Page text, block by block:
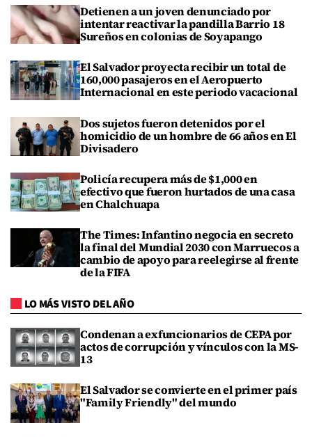
Detienen a un joven denunciado por
intentar reactivar la pandilla Barrio 18
Sureños en colonias de Soyapango
El Salvador proyecta recibir un total de
160,000 pasajeros en el Aeropuerto
Internacional en este periodo vacacional
Dos sujetos fueron detenidos por el
homicidio de un hombre de 66 años en El
Divisadero
Policía recupera más de $1,000 en
efectivo que fueron hurtados de una casa
en Chalchuapa
The Times: Infantino negocia en secreto
la final del Mundial 2030 con Marruecos a
cambio de apoyo para reelegirse al frente
de la FIFA
LO MÁS VISTO DEL AÑO
Condenan a exfuncionarios de CEPA por
actos de corrupción y vínculos con la MS-
13
El Salvador se convierte en el primer país
"Family Friendly" del mundo